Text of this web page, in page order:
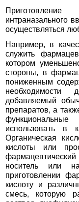
интраназального
осуществляться
Например, в
служить
котором
стороны, в
пониженным
необходимости
добавляемый
препаратов, а
использовать в
Органическая
кислоты или
носитель или
приготовлении
кислоту и
смесь, которую